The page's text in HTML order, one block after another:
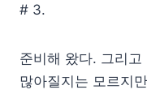
# 3.
준비해 왔다. 그리
많아질지는 모르지